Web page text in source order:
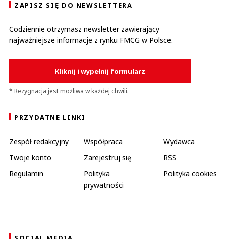
ZAPISZ SIĘ DO NEWSLETTERA
Codziennie otrzymasz newsletter zawierający
najważniejsze informacje z rynku FMCG w Polsce.
Kliknij i wypełnij formularz
* Rezygnacja jest możliwa w każdej chwili.
PRZYDATNE LINKI
Zespół redakcyjny Współpraca
Wydawca
Twoje konto
Zarejestruj się
RSS
Regulamin
Polityka
prywatności
Polityka cookies